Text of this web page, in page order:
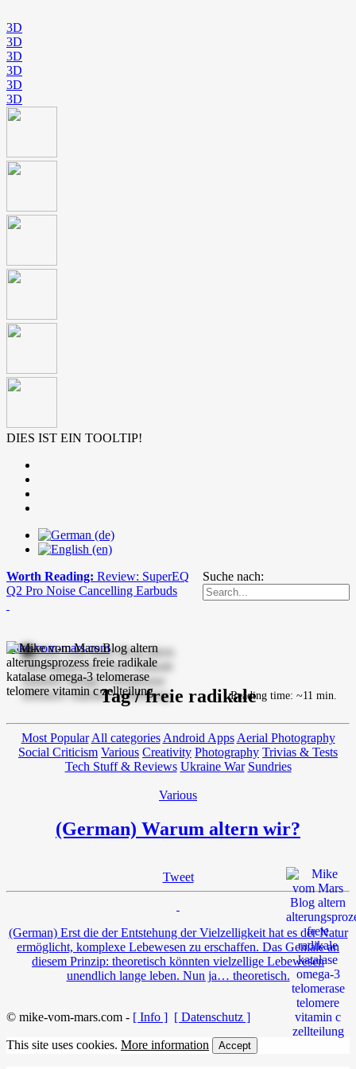
3D
3D
3D
3D
3D
3D
DIES IST EIN TOOLTIP!
Suche nach:
Worth Reading: Review: SuperEQ
Q2 Pro Noise Cancelling Earbuds
mike-vom-mars.com
Tag / freie radikale
Most Popular All categories Android Apps Aerial Photography
Social Criticism Various Creativity Photography Trivias & Tests
Tech Stuff & Reviews Ukraine War Sundries
Various
(German) Warum altern wir?
Tweet
Reading time: ~11 min.
(German) Erst die der Entstehung der Vielzelligkeit hat es der Natur
ermöglicht, komplexe Lebewesen zu erschaffen. Das Geniale an
diesem Prinzip: theoretisch könnten vielzellige Lebewesen
unendlich lange leben. Nun ja… theoretisch.
© mike-vom-mars.com - [ Info ] [ Datenschutz ]
This site uses cookies. More information Accept